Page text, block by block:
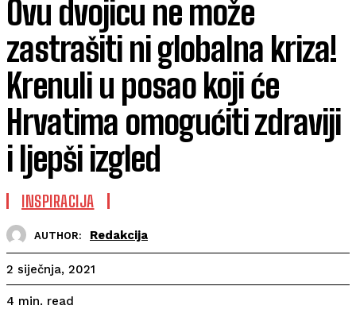
Ovu dvojicu ne može
zastrašiti ni globalna kriza!
Krenuli u posao koji će
Hrvatima omogućiti zdraviji
i ljepši izgled
INSPIRACIJA
AUTHOR: Redakcija
2 siječnja, 2021
4 min. read